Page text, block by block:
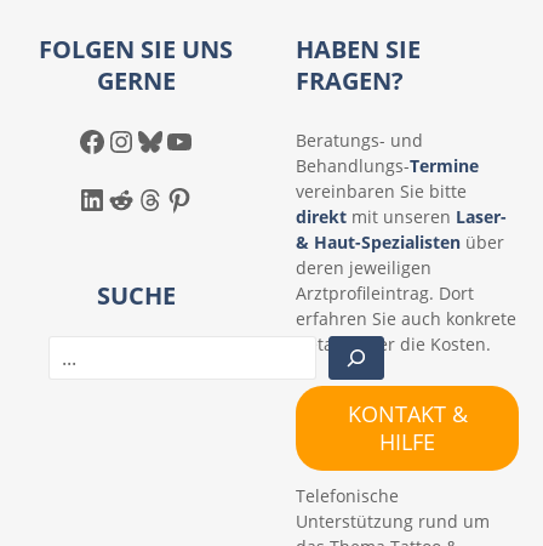
FOLGEN SIE UNS
GERNE
Facebook InstagramBluesky YouTube
LinkedIn Reddit Threads Pinterest
SUCHE
HABEN SIE
FRAGEN?
Beratungs- und
Behandlungs-Termine
vereinbaren Sie bitte
direkt mit unseren Laser-
& Haut-Spezialisten über
deren jeweiligen
Arztprofileintrag. Dort
erfahren Sie auch konkrete
Details über die Kosten.
KONTAKT &
HILFE
Telefonische
Unterstützung rund um